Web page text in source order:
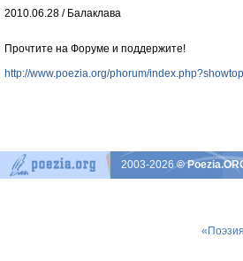
2010.06.28 / Балаклава
Прочтите на Форуме и поддержите!
http://www.poezia.org/phorum/
2003-2026©